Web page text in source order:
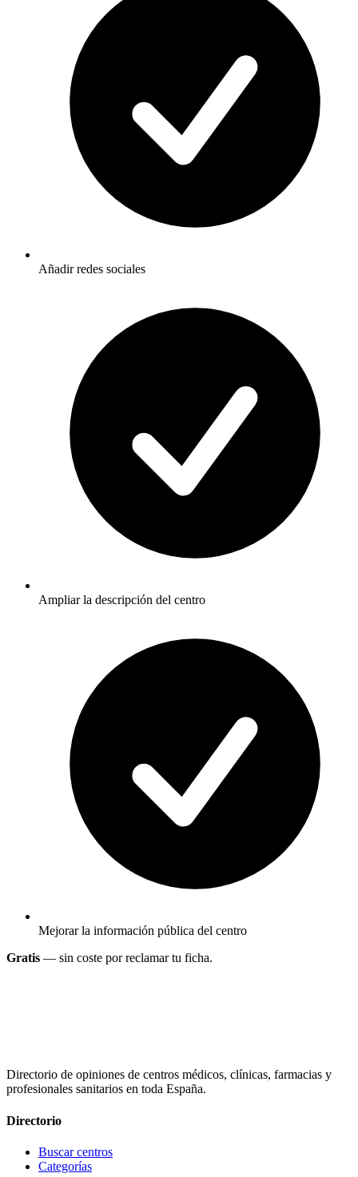
Añadir redes sociales
Ampliar la descripción del centro
Mejorar la información pública del centro
Gratis — sin coste por reclamar tu ficha.
Directorio de opiniones de centros médicos, clínicas, farmacias y
profesionales sanitarios en toda España.
Directorio
Buscar centros
Categorías